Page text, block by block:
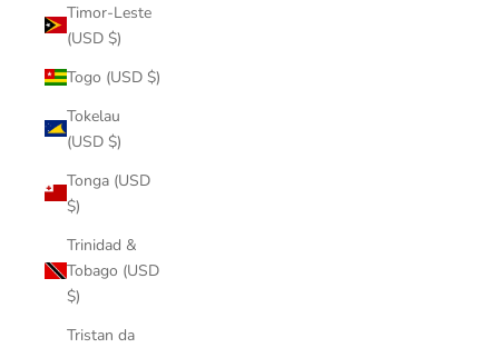
Timor-Leste
(USD $)
Togo (USD $)
Tokelau
(USD $)
Tonga (USD
$)
Trinidad &
Tobago (USD
$)
Tristan da